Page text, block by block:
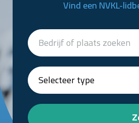
Vind een NVKL-